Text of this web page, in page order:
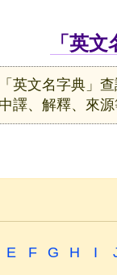
「英
英文名字典」
譯、解釋、來
E F G H I